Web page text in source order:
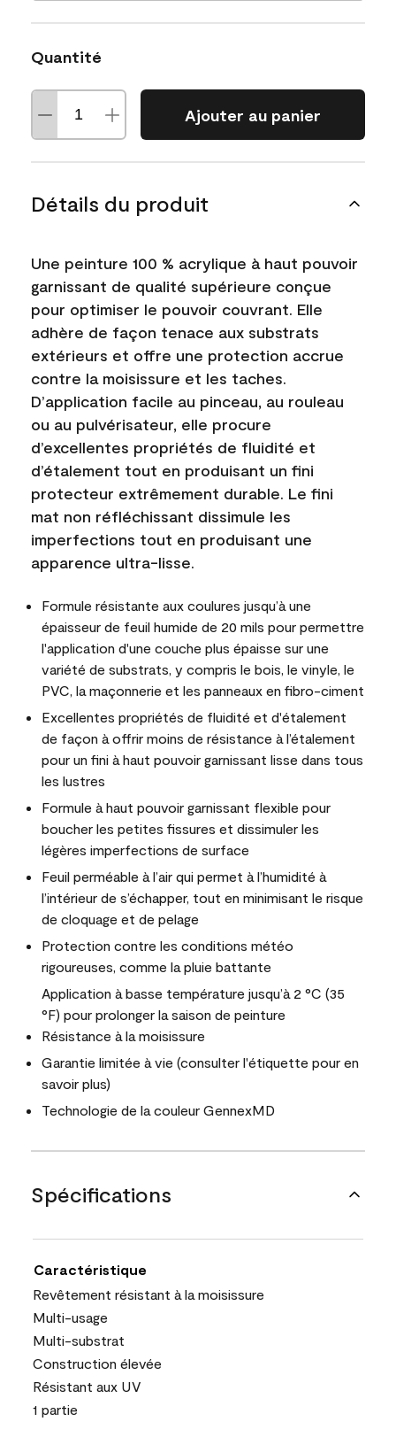
Quantité
Ajouter au panier
Détails du produit
Une peinture 100 % acrylique à haut pouvoir
garnissant de qualité supérieure conçue
pour optimiser le pouvoir couvrant. Elle
adhère de façon tenace aux substrats
extérieurs et offre une protection accrue
contre la moisissure et les taches.
D’application facile au pinceau, au rouleau
ou au pulvérisateur, elle procure
d’excellentes propriétés de fluidité et
d’étalement tout en produisant un fini
protecteur extrêmement durable. Le fini
mat non réfléchissant dissimule les
imperfections tout en produisant une
apparence ultra-lisse.
Formule résistante aux coulures jusqu’à une
épaisseur de feuil humide de 20 mils pour permettre
l'application d'une couche plus épaisse sur une
variété de substrats, y compris le bois, le vinyle, le
PVC, la maçonnerie et les panneaux en fibro-ciment
Excellentes propriétés de fluidité et d'étalement
de façon à offrir moins de résistance à l’étalement
pour un fini à haut pouvoir garnissant lisse dans tous
les lustres
Formule à haut pouvoir garnissant flexible pour
boucher les petites fissures et dissimuler les
légères imperfections de surface
Feuil perméable à l’air qui permet à l’humidité à
l’intérieur de s’échapper, tout en minimisant le risque
de cloquage et de pelage
Protection contre les conditions météo
rigoureuses, comme la pluie battante
Application à basse température jusqu’à 2 °C (35
°F) pour prolonger la saison de peinture
Résistance à la moisissure
Garantie limitée à vie (consulter l'étiquette pour en
savoir plus)
Technologie de la couleur GennexMD
Spécifications
Caractéristique
Revêtement résistant à la moisissure
Multi-usage
Multi-substrat
Construction élevée
Résistant aux UV
1 partie